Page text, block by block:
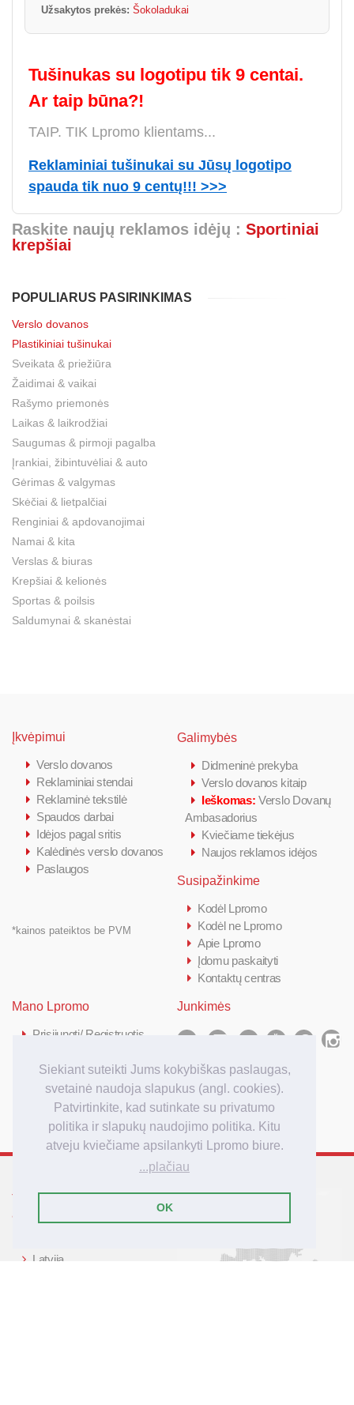
Siekiant suteikti Jums kokybiškas paslaugas,
svetainė naudoja slapukus (angl. cookies).
Patvirtinkite, kad sutinkate su privatumo
politika ir slapukų naudojimo politika. Kitu
atveju kviečiame apsilankyti Lpromo biure.
...plačiau
OK
Užsakytos prekės: Šokoladukai
Tušinukas su logotipu tik 9 centai.
Ar taip būna?!
TAIP. TIK Lpromo klientams...
Reklaminiai tušinukai su Jūsų logotipo
spauda tik nuo 9 centų!!! >>>
Raskite naujų reklamos idėjų : Sportiniai
krepšiai
POPULIARUS PASIRINKIMAS
Verslo dovanos
Plastikiniai tušinukai
Sveikata & priežiūra
Žaidimai & vaikai
Rašymo priemonės
Laikas & laikrodžiai
Saugumas & pirmoji pagalba
Įrankiai, žibintuvėliai & auto
Gėrimas & valgymas
Skėčiai & lietpalčiai
Renginiai & apdovanojimai
Namai & kita
Verslas & biuras
Krepšiai & kelionės
Sportas & poilsis
Saldumynai & skanėstai
Įkvėpimui
Verslo dovanos
Reklaminiai stendai
Reklaminė tekstilė
Spaudos darbai
Idėjos pagal sritis
Kalėdinės verslo dovanos
Paslaugos
*kainos pateiktos be PVM
Galimybės
Didmeninė prekyba
Verslo dovanos kitaip
Ieškomas: Verslo Dovanų
Ambasadorius
Kviečiame tiekėjus
Naujos reklamos idėjos
Susipažinkime
Kodėl Lpromo
Kodėl ne Lpromo
Apie Lpromo
Įdomu paskaityti
Kontaktų centras
Mano Lpromo
Prisijungti/ Registruotis
Kaip užsakyti
Užsakymo apmokėjimas
Užsakymo pristatymas
Junkimės
Tarptautinis reklamos
agenturos Lpromo tinklas
Latvija